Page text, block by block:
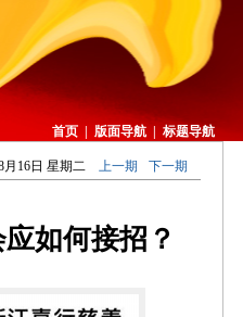
首页 版面导航 标题导航
月16日 星期二 上一期 下一期
如何接招？